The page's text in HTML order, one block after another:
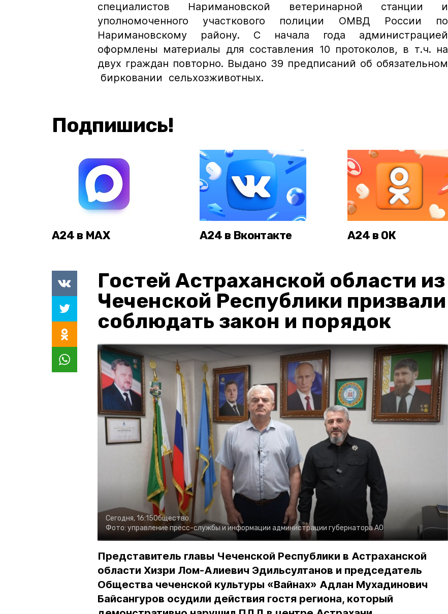
специалистов Наримановской ветеринарной станции и
уполномоченного участкового полиции ОМВД России по
Наримановскому району. С начала года администрацией
оформлены материалы для составления 10 протоколов, в т.ч. на
двух граждан повторно. Выдано 39 предписаний об обязательном
бирковании сельхозживотных.
Подпишись!
А24 в MAX А24 в Вконтакте А24 в ОК
Гостей Астраханской области из
Чеченской Республики призвали
соблюдать закон и порядок
Сегодня, 16:15Общество
Фото: управление пресс-службы и информации администрации губернатора АО
Представитель главы Чеченской Республики в Астраханской
области Хизри Лом-Алиевич Эдильсултанов и председатель
Общества чеченской культуры «Вайнах» Адлан Мухадинович
Байсангуров осудили действия гостя региона, который